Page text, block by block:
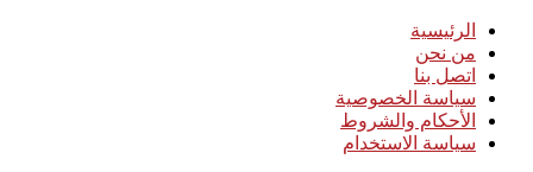
الرئيسية
من نحن
اتصل بنا
سياسة الخصوصية
الأحكام والشروط
سياسة الاستخدام